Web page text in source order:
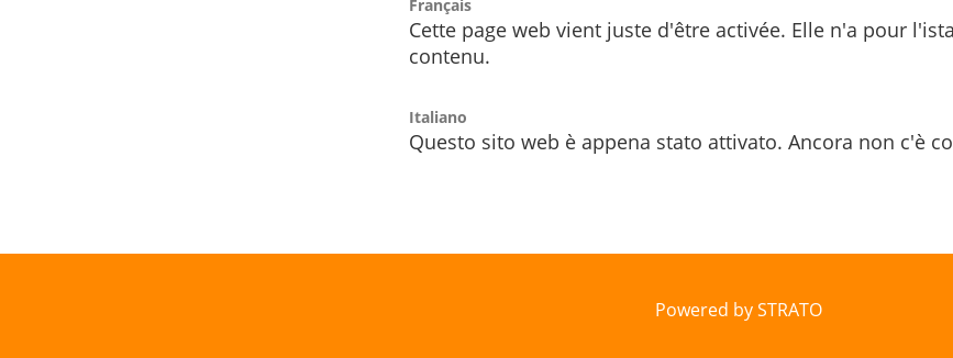
Français
Cette page web vient juste d'être activée. Elle n'a pour
contenu.
Italiano
Questo sito web è appena stato attivato. Ancora non c'è
Powered by STRATO